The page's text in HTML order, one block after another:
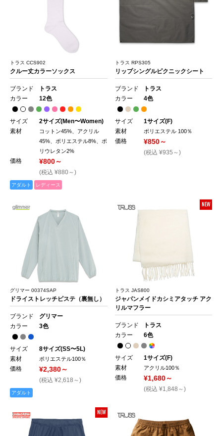
トラス CCS902
クルー丈カラーソックス
ブランド
トラス
カラー
12色
サイズ
2サイズ(Men〜Women)
素材
コットン45%、アクリル
45%、ポリエステル8%、ポ
リウレタン2%
価格 ¥800～
(税込 ¥880～)
アダルト レディース
トラス RPS305
リップシングルピクニックシート
ブランド
トラス
カラー
4色
サイズ
1サイズ(F)
素材
ポリエステル 100％
価格 ¥850～
(税込 ¥935～)
グリマー 00374SAP
ドライストレッチピステ（裏無し）
ブランド
グリマー
カラー
3色
サイズ
8サイズ(SS〜5L)
素材
ポリエステル100％
価格 ¥2,380～
(税込 ¥2,618～)
アダルト
NEW
トラス JAS800
ジャパンメイドカシミアタッチ アク
リルマフラー
ブランド
トラス
カラー
6色
サイズ
1サイズ(F)
素材
アクリル100％
価格 ¥1,680～
(税込 ¥1,848～)
NEW